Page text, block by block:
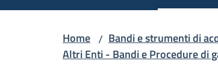
Home / Bandi e strumenti di
Altri Enti - Bandi e Procedure di